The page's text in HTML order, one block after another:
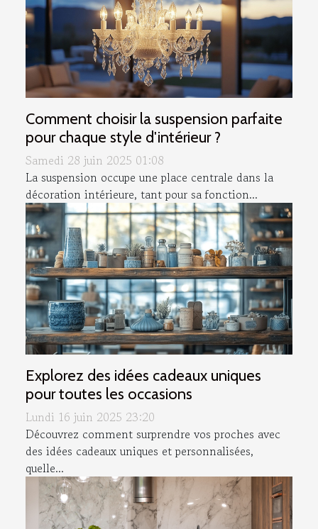
Comment choisir la suspension parfaite
pour chaque style d'intérieur ?
Samedi 28 juin 2025 01:08
La suspension occupe une place centrale dans la
décoration intérieure, tant pour sa fonction...
Explorez des idées cadeaux uniques
pour toutes les occasions
Lundi 16 juin 2025 23:20
Découvrez comment surprendre vos proches avec
des idées cadeaux uniques et personnalisées,
quelle...